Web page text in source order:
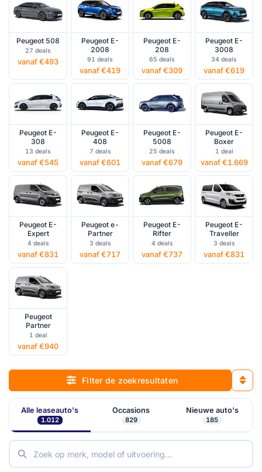
Peugeot 508
27 deals
vanaf €493
Peugeot E-
2008
91 deals
vanaf €419
Peugeot E-
208
65 deals
vanaf €309
Peugeot E-
3008
34 deals
vanaf €619
Peugeot E-
308
13 deals
vanaf €545
Peugeot E-
408
7 deals
vanaf €601
Peugeot E-
5008
25 deals
vanaf €679
Peugeot E-
Boxer
1 deal
vanaf €1.669
Peugeot E-
Expert
4 deals
vanaf €831
Peugeot e-
Partner
3 deals
vanaf €717
Peugeot E-
Rifter
4 deals
vanaf €737
Peugeot E-
Traveller
3 deals
vanaf €831
Peugeot
Partner
1 deal
vanaf €940
Filter de zoekresultaten
Alle leaseauto's
1.012
Occasions
829
Nieuwe auto's
185